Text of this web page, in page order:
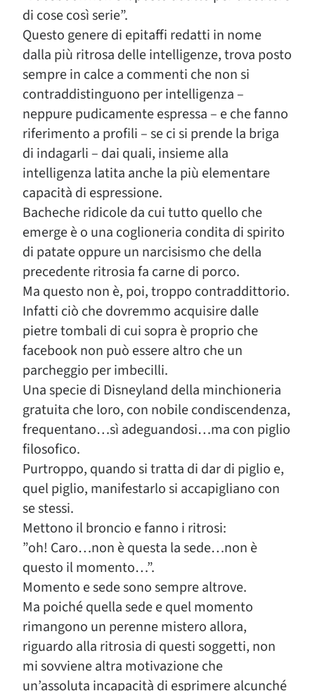
di cose così serie”.
Questo genere di epitaffi redatti in nome
dalla più ritrosa delle intelligenze, trova posto
sempre in calce a commenti che non si
contraddistinguono per intelligenza –
neppure pudicamente espressa – e che fanno
riferimento a profili – se ci si prende la briga
di indagarli – dai quali, insieme alla
intelligenza latita anche la più elementare
capacità di espressione.
Bacheche ridicole da cui tutto quello che
emerge è o una coglioneria condita di spirito
di patate oppure un narcisismo che della
precedente ritrosia fa carne di porco.
Ma questo non è, poi, troppo contraddittorio.
Infatti ciò che dovremmo acquisire dalle
pietre tombali di cui sopra è proprio che
facebook non può essere altro che un
parcheggio per imbecilli.
Una specie di Disneyland della minchioneria
gratuita che loro, con nobile condiscendenza,
frequentano…sì adeguandosi…ma con piglio
filosofico.
Purtroppo, quando si tratta di dar di piglio e,
quel piglio, manifestarlo si accapigliano con
se stessi.
Mettono il broncio e fanno i ritrosi:
”oh! Caro…non è questa la sede…non è
questo il momento…”.
Momento e sede sono sempre altrove.
Ma poiché quella sede e quel momento
rimangono un perenne mistero allora,
riguardo alla ritrosia di questi soggetti, non
mi sovviene altra motivazione che
un’assoluta incapacità di esprimere alcunché